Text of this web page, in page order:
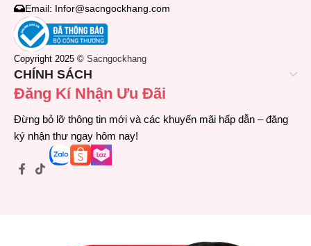
Email: Infor@sacngockhang.com
Copyright 2025 © Sacngockhang
CHÍNH SÁCH
Đăng Kí Nhận Ưu Đãi
Đừng bỏ lỡ thông tin mới và các khuyến mãi hấp dẫn – đăng
ký nhận thư ngay hôm nay!